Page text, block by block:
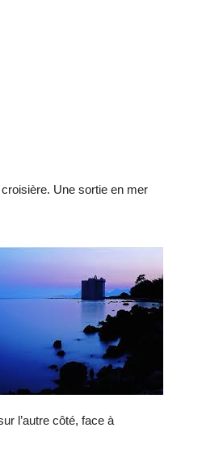
Une sortie en mer
l’autre côté, face à